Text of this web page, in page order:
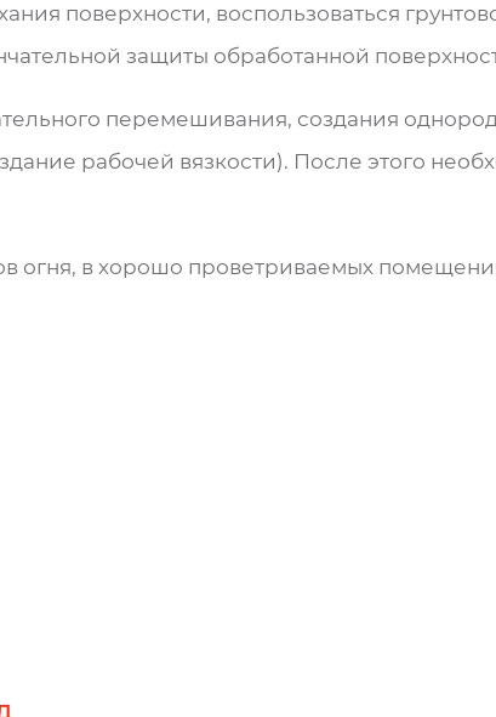
поверхности, воспользоваться
защиты обработанной
перемешивания, создания
рабочей вязкости). После этого
огня, в хорошо проветриваемых